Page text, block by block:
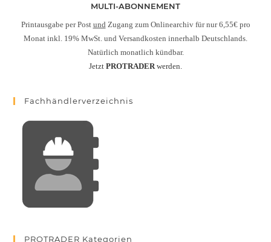
MULTI-ABONNEMENT
Printausgabe per Post und Zugang zum Onlinearchiv für nur 6,55€ pro
Monat inkl. 19% MwSt. und Versandkosten innerhalb Deutschlands.
Natürlich monatlich kündbar.
Jetzt PROTRADERwerden.
Fachhändlerverzeichnis
PROTRADER Kategorien